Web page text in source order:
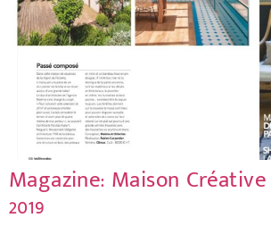
Magazine: Maison
2019